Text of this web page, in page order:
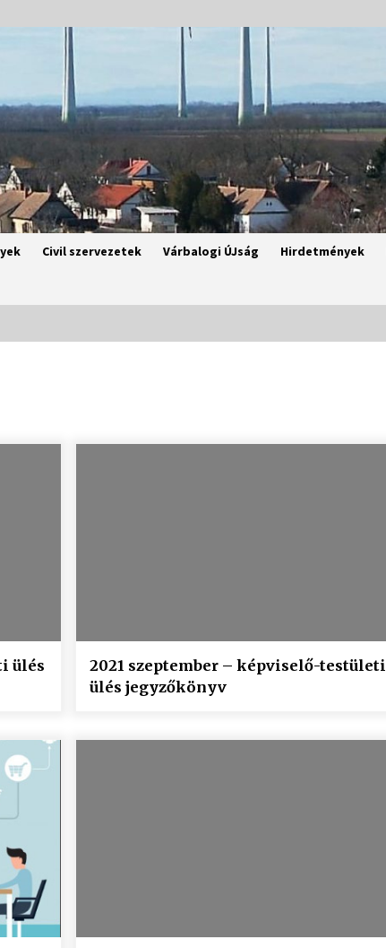
Civil szervezetek Várbalogi ÚJság Hirdetmények
ülés
2021 szeptember – képviselő-testületi
ülés jegyzőkönyv